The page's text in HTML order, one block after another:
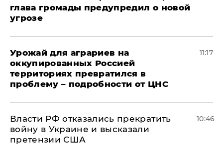
глава громады предупредил о новой
угрозе
Урожай для аграриев на
оккупированных Россией
территориях превратился в
проблему – подробности от ЦНС
11:17
Власти РФ отказались прекратить
войну в Украине и высказали
претензии США
10:46